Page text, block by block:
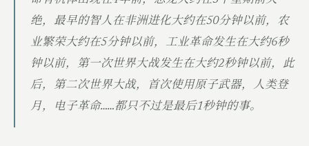
绝，最早的智人在非洲进化大约在50分钟以前，农
业繁荣大约在5分钟以前，工业革命发生在大约6秒
钟以前，第一次世界大战发生在大约2秒钟以前，此
后，第二次世界大战，首次使用原子武器，人类登
月，电子革命……都只不过是最后1秒钟的事。